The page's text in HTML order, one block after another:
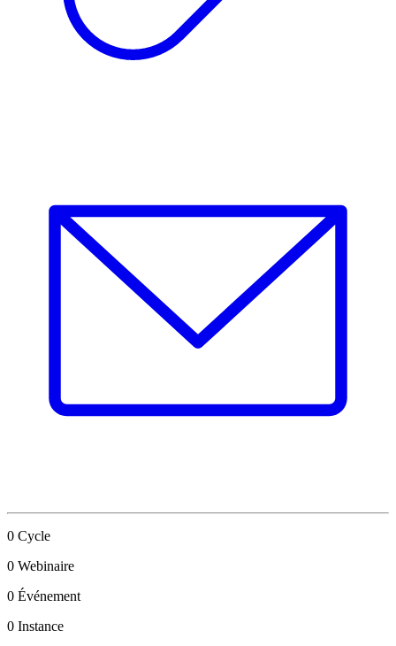
0 Cycle
0 Webinaire
0 Événement
0 Instance